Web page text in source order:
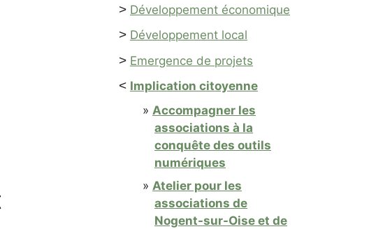
> Développement économique
> Développement local
> Emergence de projets
< Implication citoyenne
Accompagner les
associations à la
conquête des outils
numériques
Atelier pour les
associations de
Nogent-sur-Oise et de